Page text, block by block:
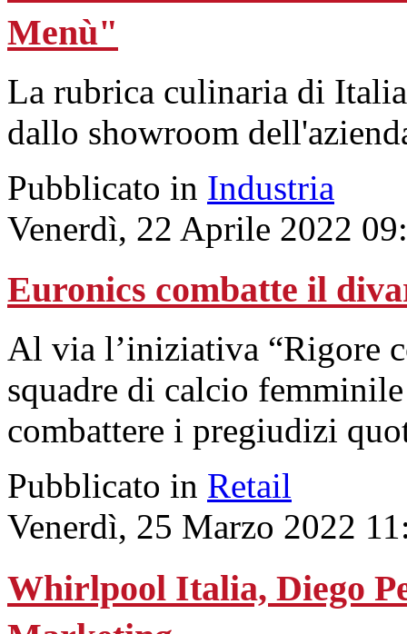
Menù"
La rubrica culinaria di
dallo showroom
Pubblicato in Industria
Venerdì, 22 Aprile 2022
Euronics combatte il
Al via l’iniziativa “Rigore
squadre di calcio
combattere i pregiudizi
Pubblicato in Retail
Venerdì, 25 Marzo 2022
Whirlpool Italia, Diego